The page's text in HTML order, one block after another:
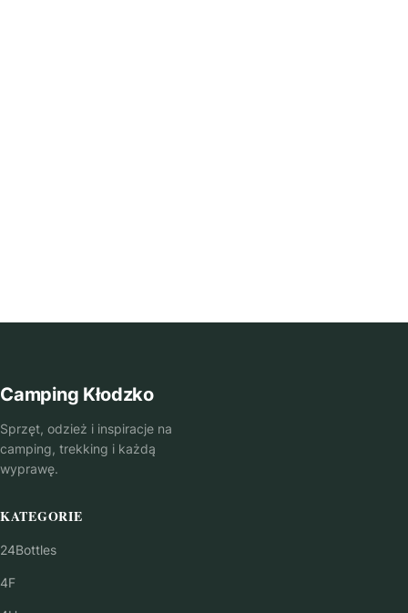
Camping Kłodzko
Sprzęt, odzież i inspiracje na
camping, trekking i każdą
wyprawę.
KATEGORIE
24Bottles
4F